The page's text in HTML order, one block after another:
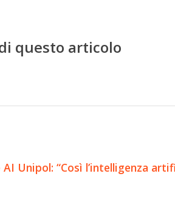
questo articolo
Unipol: “Così l’intelligenza